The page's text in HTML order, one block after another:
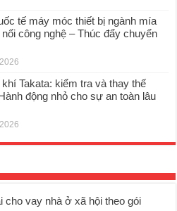
tế máy móc thiết bị ngành mía
công nghệ – Thúc đẩy chuyển
khí Takata: kiểm tra và thay thế
động nhỏ cho sự an toàn lâu
cho vay nhà ở xã hội theo gói